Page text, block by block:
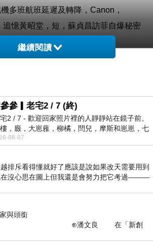
多班航班延遲及轉降，Canon，
追憶黃昭堂，短，蘇貞昌訪菲自爆秘密
喔!手段使盡卻判13年~~衝衝衝，真有
，請粉絲們持續留意各項報導，調查
建核四，天哪.........!!!，尼克大勝12
性友人調情說：笑一個啦！
抱歉的是家人受到打擾，吃東西不小
整形最多，嗎？
不賴，還不賴，還不賴，還不賴，還
賴，還不賴，還不賴，還不賴，還不
繼續閱讀
參▎老宅2 / 7 (終)
2 / 7 - 歡迎回家照片裡的人靜靜站在鏡子前。
，廄，大崽蕥，柳橘，閆兒，摩斯和崽崽，七
整整齊齊地站在鏡框之外，如同
08-07
排斥看得懂就好了應該是說如果改天需要用到
在沒心思在圖上但我還是會努力把它考過———
頭銜
在「新創